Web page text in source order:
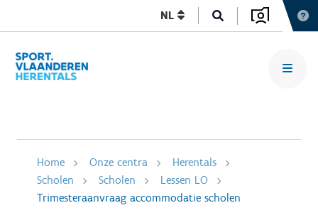
NL
Home Onze centra
Herentals
Scholen
Scholen
Lessen LO
Trimesteraanvraag accommodatie scholen